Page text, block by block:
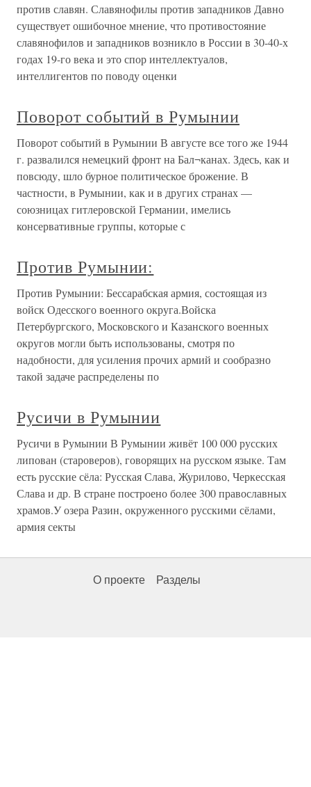
против славян. Славянофилы против западников Давно
существует ошибочное мнение, что противостояние
славянофилов и западников возникло в России в 30-40-х
годах 19-го века и это спор интеллектуалов,
интеллигентов по поводу оценки
Поворот событий в Румынии
Поворот событий в Румынии В августе все того же 1944
г. развалился немецкий фронт на Бал¬канах. Здесь, как и
повсюду, шло бурное политическое брожение. В
частности, в Румынии, как и в других странах —
союзницах гитлеровской Германии, имелись
консервативные группы, которые с
Против Румынии:
Против Румынии: Бессарабская армия, состоящая из
войск Одесского военного округа.Войска
Петербургского, Московского и Казанского военных
округов могли быть использованы, смотря по
надобности, для усиления прочих армий и сообразно
такой задаче распределены по
Русичи в Румынии
Русичи в Румынии В Румынии живёт 100 000 русских
липован (староверов), говорящих на русском языке. Там
есть русские сёла: Русская Слава, Журилово, Черкесская
Слава и др. В стране построено более 300 православных
храмов.У озера Разин, окруженного русскими сёлами,
армия секты
О проекте Разделы